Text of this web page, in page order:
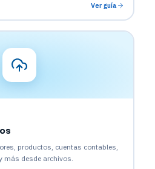
Ver guía
productos, cuentas contables,
desde archivos.